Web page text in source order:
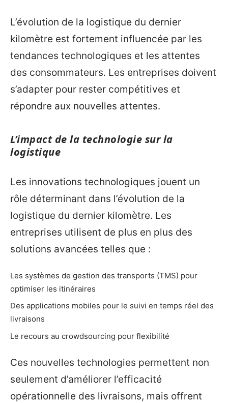
L’évolution de la logistique du dernier
kilomètre est fortement influencée par les
tendances technologiques et les attentes
des consommateurs. Les entreprises doivent
s’adapter pour rester compétitives et
répondre aux nouvelles attentes.
L’impact de la technologie sur la
logistique
Les innovations technologiques jouent un
rôle déterminant dans l’évolution de la
logistique du dernier kilomètre. Les
entreprises utilisent de plus en plus des
solutions avancées telles que :
Les systèmes de gestion des transports (TMS) pour
optimiser les itinéraires
Des applications mobiles pour le suivi en temps réel des
livraisons
Le recours au crowdsourcing pour flexibilité
Ces nouvelles technologies permettent non
seulement d’améliorer l’efficacité
opérationnelle des livraisons, mais offrent